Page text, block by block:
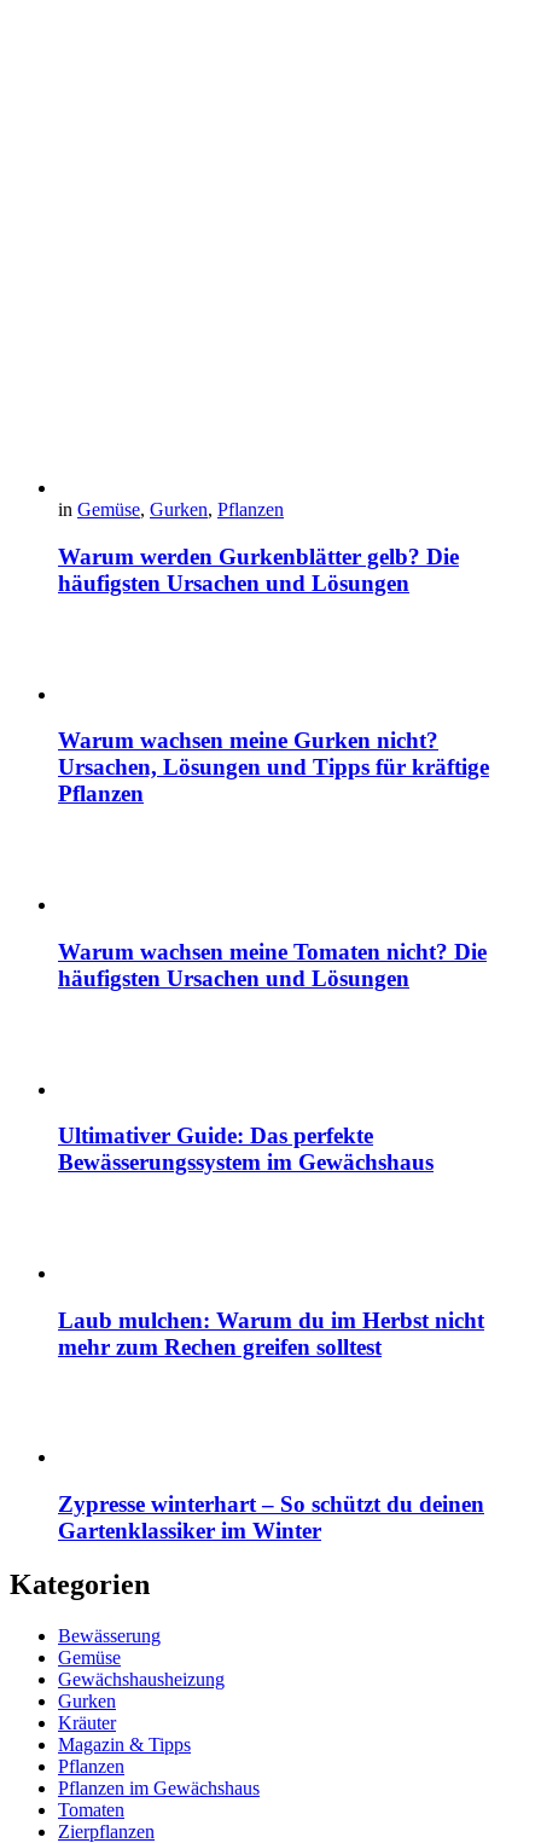
in Gemüse, Gurken, Pflanzen
Warum werden Gurkenblätter gelb? Die
häufigsten Ursachen und Lösungen
Warum wachsen meine Gurken nicht?
Ursachen, Lösungen und Tipps für kräftige
Pflanzen
Warum wachsen meine Tomaten nicht? Die
häufigsten Ursachen und Lösungen
Ultimativer Guide: Das perfekte
Bewässerungssystem im Gewächshaus
Laub mulchen: Warum du im Herbst nicht
mehr zum Rechen greifen solltest
Zypresse winterhart – So schützt du deinen
Gartenklassiker im Winter
Kategorien
Bewässerung
Gemüse
Gewächshausheizung
Gurken
Kräuter
Magazin & Tipps
Pflanzen
Pflanzen im Gewächshaus
Tomaten
Zierpflanzen